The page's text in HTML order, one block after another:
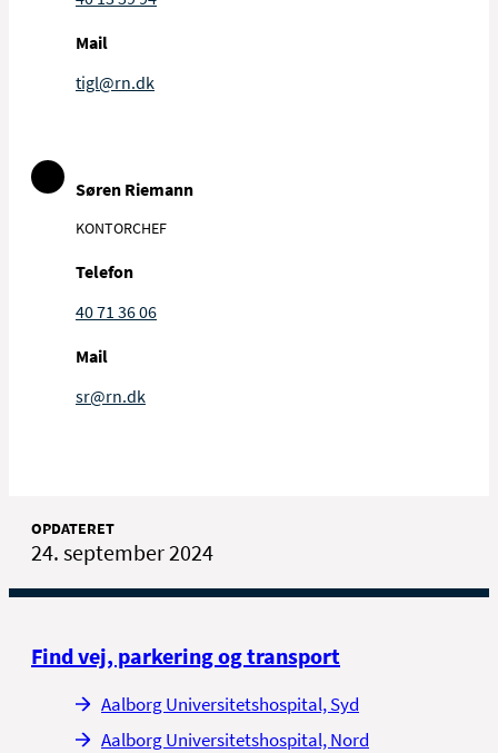
Mail
tigl@rn.dk
Søren Riemann
KONTORCHEF
Telefon
40 71 36 06
Mail
sr@rn.dk
OPDATERET
24. september 2024
Find vej, parkering og transport
Aalborg Universitetshospital, Syd
Aalborg Universitetshospital, Nord